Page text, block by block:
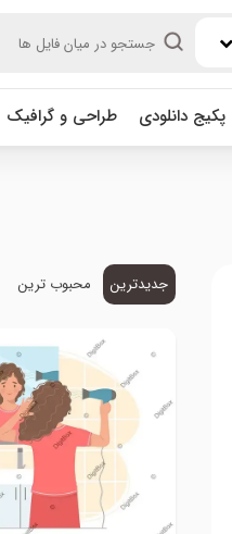
پکیج دانلودی طراحی و گرافیک
جدیدترین محبوب ترین